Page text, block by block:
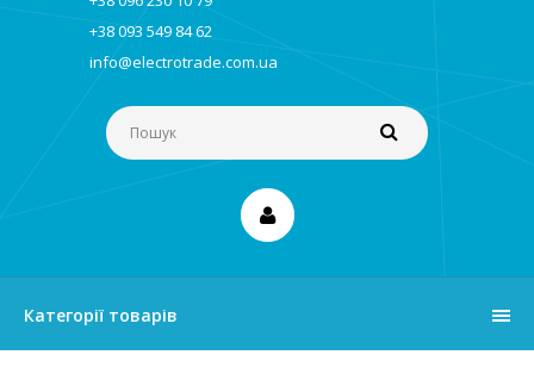
+38 093 549 84 62
info@electrotrade.com.ua
Категорії товарів